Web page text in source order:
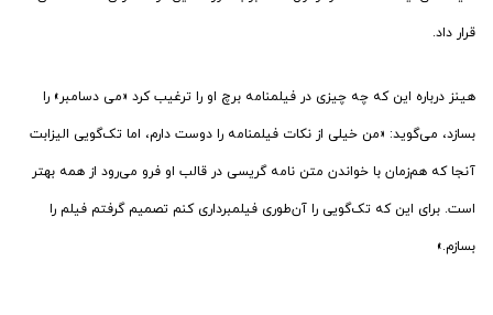
قرار داد.
هینز درباره این که چه چیزی در فیلمنامه برچ او را ترغیب کرد «می دسامبر» را
بسازد، می‌گوید: «من خیلی از نکات فیلمنامه را دوست دارم، اما تک‌گویی الیزابت
آنجا که هم‌زمان با خواندن متن نامه گریسی در قالب او فرو می‌رود از همه بهتر
است. برای این که تک‌گویی را آن‌طوری فیلمبرداری کنم تصمیم گرفتم فیلم را
بسازم.»